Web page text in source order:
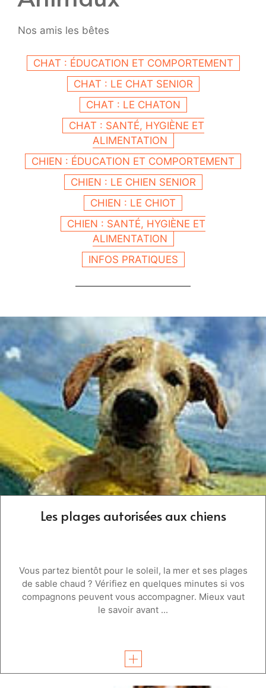
Nos amis les bêtes
CHAT : ÉDUCATION ET COMPORTEMENT
CHAT : LE CHAT SENIOR
CHAT : LE CHATON
CHAT : SANTÉ, HYGIÈNE ET
ALIMENTATION
CHIEN : ÉDUCATION ET COMPORTEMENT
CHIEN : LE CHIEN SENIOR
CHIEN : LE CHIOT
CHIEN : SANTÉ, HYGIÈNE ET
ALIMENTATION
INFOS PRATIQUES
Les plages autorisées aux chiens
Vous partez bientôt pour le soleil, la mer et ses plages
de sable chaud ? Vérifiez en quelques minutes si vos
compagnons peuvent vous accompagner. Mieux vaut
le savoir avant ...